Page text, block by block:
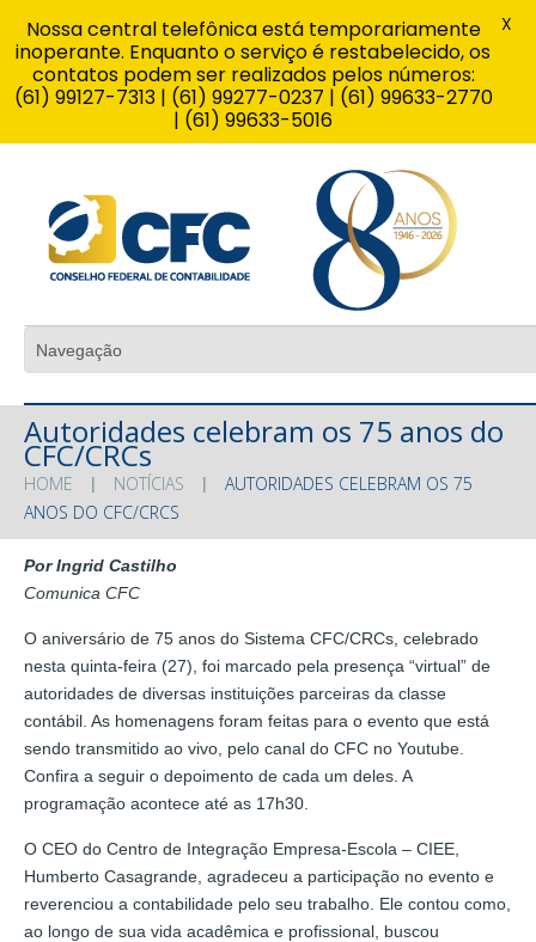
Autoridades celebram os 75 anos do
CFC/CRCs
HOME NOTÍCIAS
AUTORIDADES CELEBRAM OS 75
ANOS DO CFC/CRCS
Por Ingrid Castilho
Comunica CFC
O aniversário de 75 anos do Sistema CFC/CRCs, celebrado
nesta quinta-feira (27), foi marcado pela presença “virtual” de
autoridades de diversas instituições parceiras da classe
contábil. As homenagens foram feitas para o evento que está
sendo transmitido ao vivo, pelo canal do CFC no Youtube.
Confira a seguir o depoimento de cada um deles. A
programação acontece até as 17h30.
O CEO do Centro de Integração Empresa-Escola – CIEE,
Humberto Casagrande, agradeceu a participação no evento e
reverenciou a contabilidade pelo seu trabalho. Ele contou como,
ao longo de sua vida acadêmica e profissional, buscou
Nossa central telefônica está temporariamente
inoperante. Enquanto o serviço é restabelecido, os
contatos podem ser realizados pelos números:
(61) 99127-7313 | (61) 99277-0237 | (61) 99633-2770
| (61) 99633-5016
X